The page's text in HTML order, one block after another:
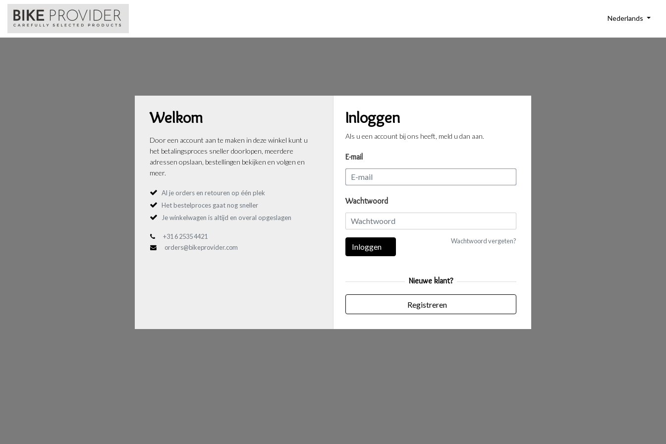
Nederlands
Welkom
Door een account aan te maken in deze winkel kunt u
het betalingsproces sneller doorlopen, meerdere
adressen opslaan, bestellingen bekijken en volgen en
meer.
Al je orders en retouren op één plek
Het bestelproces gaat nog sneller
Je winkelwagen is altijd en overal opgeslagen
+31 6 2535 4421
orders@bikeprovider.com
Inloggen
Als u een account bij ons heeft, meld u dan aan.
E-mail
Wachtwoord
Wachtwoord vergeten?
Inloggen
Nieuwe klant?
Registreren